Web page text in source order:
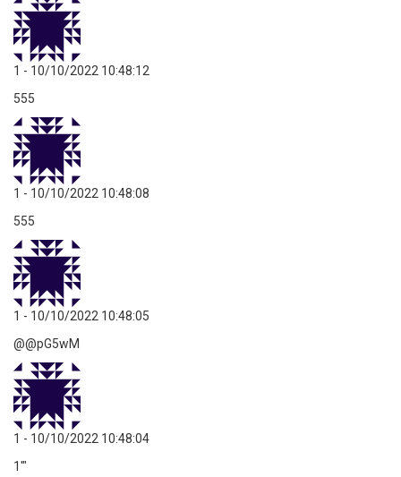
1 - 10/10/2022 10:48:12
555
1 - 10/10/2022 10:48:08
555
1 - 10/10/2022 10:48:05
@@pG5wM
1 - 10/10/2022 10:48:04
1'"